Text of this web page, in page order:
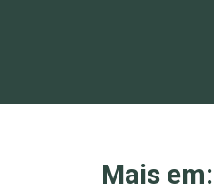
Mais em: